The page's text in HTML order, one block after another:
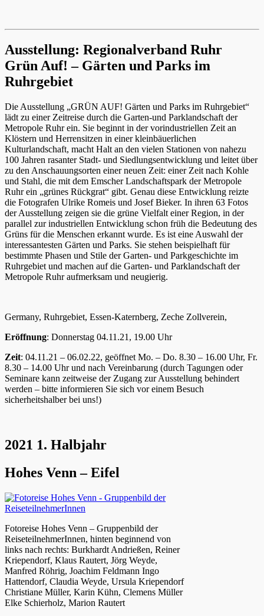
Ausstellung: Regionalverband Ruhr
Grün Auf! – Gärten und Parks im
Ruhrgebiet
Die Ausstellung „GRÜN AUF! Gärten und Parks im Ruhrgebiet“
lädt zu einer Zeitreise durch die Garten-und Parklandschaft der
Metropole Ruhr ein. Sie beginnt in der vorindustriellen Zeit an
Klöstern und Herrensitzen in einer kleinbäuerlichen
Kulturlandschaft, macht Halt an den vielen Stationen von nahezu
100 Jahren rasanter Stadt- und Siedlungsentwicklung und leitet über
zu den Anschauungsorten einer neuen Zeit: einer Zeit nach Kohle
und Stahl, die mit dem Emscher Landschaftspark der Metropole
Ruhr ein „grünes Rückgrat“ gibt. Genau diese Entwicklung reizte
die Fotografen Ulrike Romeis und Josef Bieker. In ihren 63 Fotos
der Ausstellung zeigen sie die grüne Vielfalt einer Region, in der
parallel zur industriellen Entwicklung schon früh die Bedeutung des
Grüns für die Menschen erkannt wurde. Es ist eine Auswahl der
interessantesten Gärten und Parks. Sie stehen beispielhaft für
bestimmte Phasen und Stile der Garten- und Parkgeschichte im
Ruhrgebiet und machen auf die Garten- und Parklandschaft der
Metropole Ruhr aufmerksam und neugierig.
Germany, Ruhrgebiet, Essen-Katernberg, Zeche Zollverein,
Eröffnung: Donnerstag 04.11.21, 19.00 Uhr
Zeit: 04.11.21 – 06.02.22, geöffnet Mo. – Do. 8.30 – 16.00 Uhr, Fr.
8.30 – 14.00 Uhr und nach Vereinbarung (durch Tagungen oder
Seminare kann zeitweise der Zugang zur Ausstellung behindert
werden – bitte informieren Sie sich vor einem Besuch
sicherheitshalber bei uns!)
2021 1. Halbjahr
Hohes Venn – Eifel
Fotoreise Hohes Venn – Gruppenbild der
ReiseteilnehmerInnen, hinten beginnend von
links nach rechts: Burkhardt Andrießen, Reiner
Kriependorf, Klaus Rautert, Jörg Weyde,
Manfred Röhrig, Joachim Feldmann Ingo
Hattendorf, Claudia Weyde, Ursula Kriependorf
Christiane Müller, Karin Kühn, Clemens Müller
Elke Schierholz, Marion Rautert